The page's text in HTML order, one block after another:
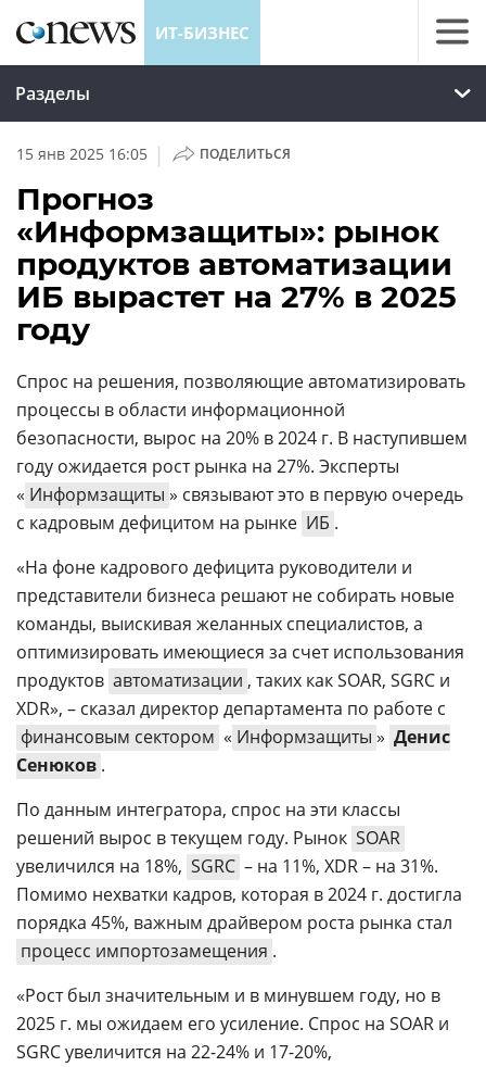
ИТ-БИЗНЕС
Разделы
15 янв 2025 16:05 | ПОДЕЛИТЬСЯ
Прогноз
«Информзащиты»: рынок
продуктов автоматизации
ИБ вырастет на 27% в 2025
году
Спрос на решения, позволяющие автоматизировать
процессы в области информационной
безопасности, вырос на 20% в 2024 г. В наступившем
году ожидается рост рынка на 27%. Эксперты
« Информзащиты » связывают это в первую очередь
с кадровым дефицитом на рынке ИБ .
«На фоне кадрового дефицита руководители и
представители бизнеса решают не собирать новые
команды, выискивая желанных специалистов, а
оптимизировать имеющиеся за счет использования
продуктов автоматизации , таких как SOAR, SGRC и
XDR», – сказал директор департамента по работе с
финансовым сектором « Информзащиты » Денис
Сенюков .
По данным интегратора, спрос на эти классы
решений вырос в текущем году. Рынок SOAR
увеличился на 18%, SGRC – на 11%, XDR – на 31%.
Помимо нехватки кадров, которая в 2024 г. достигла
порядка 45%, важным драйвером роста рынка стал
процесс импортозамещения .
«Рост был значительным и в минувшем году, но в
2025 г. мы ожидаем его усиление. Спрос на SOAR и
SGRC увеличится на 22-24% и 17-20%,